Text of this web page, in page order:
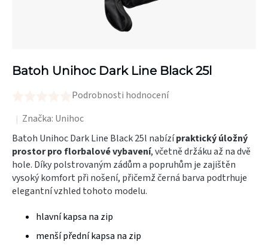
Batoh Unihoc Dark Line Black 25l
hodnocení
produktu
je
0,0
z
hvězdiček.
Podrobnosti hodnocení
Značka: Unihoc
Batoh Unihoc Dark Line Black 25l nabízípraktický úložný
prostor pro florbalové vybavení, včetně držáku až na dvě
hole. Díky polstrovaným zádům a popruhům je zajištěn
vysoký komfort při nošení, přičemž černá barva podtrhuje
elegantní vzhled tohoto modelu.
hlavní kapsa na zip
menší přední kapsa na zip